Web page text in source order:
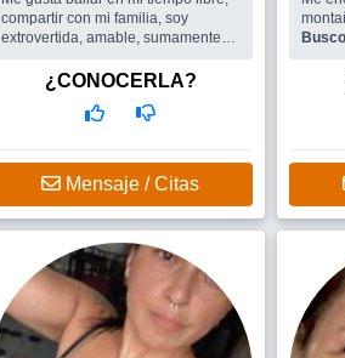
compartir con mi familia, soy
extrovertida, amable, sumamente
sobretodo amo escuchar música.
Me gustaría conocer personas
¿CONOCERLA?
Mensaje / Citas